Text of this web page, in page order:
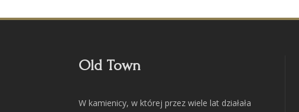
Old Town
W kamienicy, w której przez wiele lat działała